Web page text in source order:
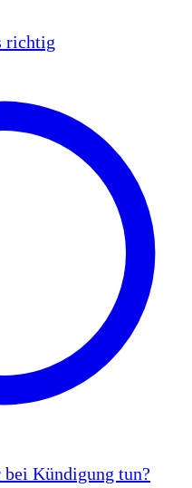
richtig
bei Kündigung tun?